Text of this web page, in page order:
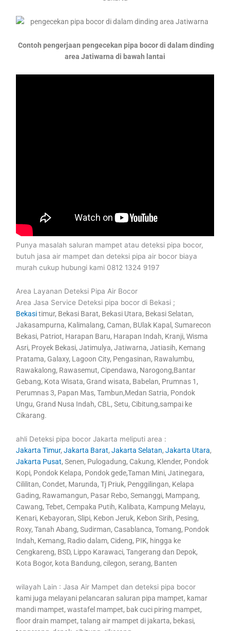
Contoh pengerjaan pengecekan pipa bocor di dalam dinding
area Jatiwarna di bawah lantai
Punya masalah saluran mampet atau deteksi pipa bocor,
butuh jasa air mampet dan deteksi pipa air bocor biaya
murah cukup hubungi kami 0812 1324 9197
Area Layanan Deteksi Pipa Air Bocor
Area Jasa Service Deteksi pipa bocor di Bekasi ;
Bekasitimur, Bekasi Barat, Bekasi Utara, Bekasi Selatan,
Jakasampurna, Kalimalang, Caman, BUlak Kapal, Sumarecon
Bekasi, Patriot, Harapan Baru, Harapan Indah, Kranji, Wisma
Asri, Proyek Bekasi, Jatimulya, Jatiwarna, Jatiasih, Kemang
Pratama, Galaxy, Lagoon City, Pengasinan, Rawalumbu,
Rawakalong, Rawasemut, Cipendawa, Narogong,Bantar
Gebang, Kota Wisata, Grand wisata, Babelan, Prumnas 1,
Perumnas 3, Papan Mas, Tambun,Medan Satria, Pondok
Ungu, Grand Nusa Indah, CBL, Setu, Cibitung,sampai ke
Cikarang.
ahli Deteksi pipa bocor Jakarta meliputi area :
Jakarta Timur,Jakarta Barat,Jakarta Selatan,Jakarta Utara,
Jakarta Pusat, Senen, Pulogadung, Cakung, Klender, Pondok
Kopi, Pondok Kelapa, Pondok gede,Taman Mini, Jatinegara,
Cililitan, Condet, Marunda, Tj Priuk, Penggilingan, Kelapa
Gading, Rawamangun, Pasar Rebo, Semanggi, Mampang,
Cawang, Tebet, Cempaka Putih, Kalibata, Kampung Melayu,
Kenari, Kebayoran, Slipi, Kebon Jeruk, Kebon Sirih, Pesing,
Roxy, Tanah Abang, Sudirman, Casablanca, Tomang, Pondok
Indah, Kemang, Radio dalam, Cideng, PIK, hingga ke
Cengkareng, BSD, Lippo Karawaci, Tangerang dan Depok,
Kota Bogor, kota Bandung, cilegon, serang, Banten
wilayah Lain : Jasa Air Mampet dan deteksi pipa bocor
kami juga melayani pelancaran saluran pipa mampet, kamar
mandi mampet, wastafel mampet, bak cuci piring mampet,
floor drain mampet, talang air mampet di jakarta, bekasi,